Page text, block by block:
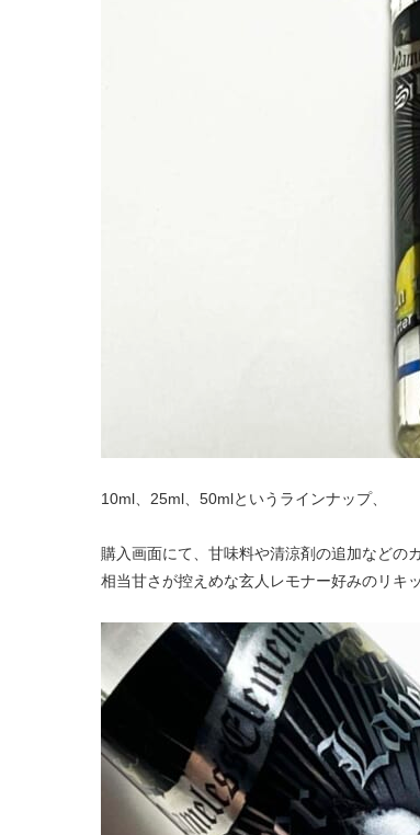
10ml、25ml、50mlというラインナップ、
購入画面にて、甘味料や清涼剤の追加などの
相当甘さが控えめな玄人レモナー好みのリキ